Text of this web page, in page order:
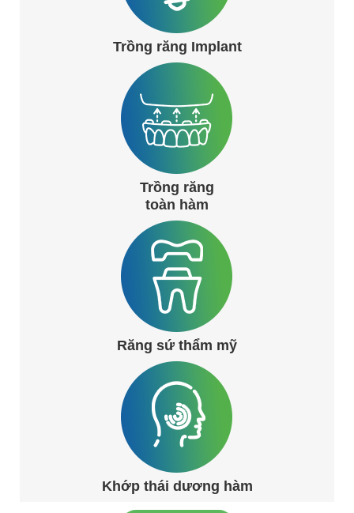
Trồng răng Implant
Trồng răng
toàn hàm
Răng sứ thẩm mỹ
Khớp thái dương hàm